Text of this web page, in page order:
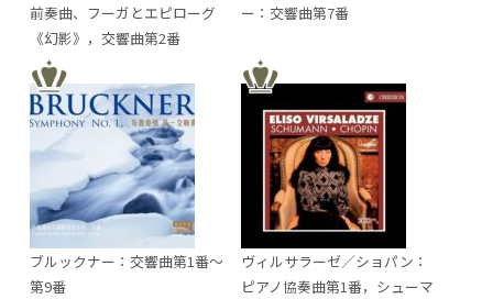
前奏曲、フーガとエピローグ
《幻影》，交響曲第2番
ー：交響曲第7番
ブルックナー：交響曲第1番～
第9番
ヴィルサラーゼ／ショパン：
ピアノ協奏曲第1番，シューマ